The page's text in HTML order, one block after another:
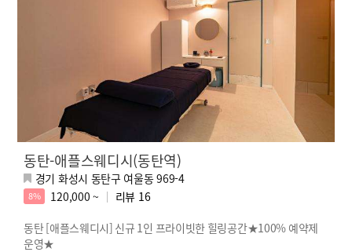
동탄-애플스웨디시(동탄역)
경기 화성시 동탄구 여울동 969-4
8% 120,000 ~ 리뷰 16
동탄 [애플스웨디시] 신규 1인 프라이빗한 힐링공간★100% 예약제
운영★